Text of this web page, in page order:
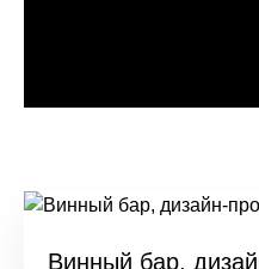
Винный бар,